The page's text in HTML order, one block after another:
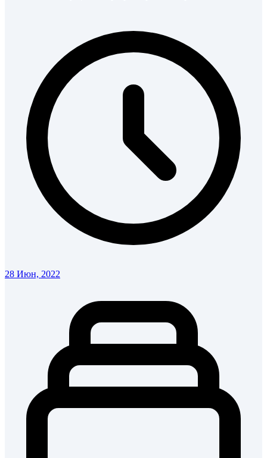
28 Июн, 2022